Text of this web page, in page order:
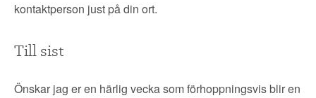
kontaktperson just på din ort.
Till sist
Önskar jag er en härlig vecka som förhoppningsvis blir en